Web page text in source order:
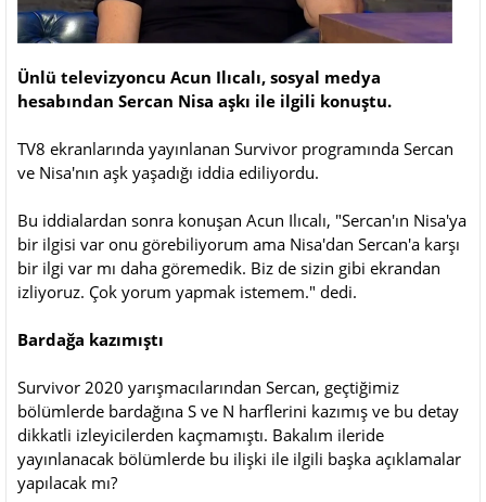
Ünlü televizyoncu Acun Ilıcalı, sosyal medya
hesabından Sercan Nisa aşkı ile ilgili konuştu.
TV8 ekranlarında yayınlanan Survivor programında Sercan
ve Nisa'nın aşk yaşadığı iddia ediliyordu.
Bu iddialardan sonra konuşan Acun Ilıcalı, "Sercan'ın Nisa'ya
bir ilgisi var onu görebiliyorum ama Nisa'dan Sercan'a karşı
bir ilgi var mı daha göremedik. Biz de sizin gibi ekrandan
izliyoruz. Çok yorum yapmak istemem." dedi.
Bardağa kazımıştı
Survivor 2020 yarışmacılarından Sercan, geçtiğimiz
bölümlerde bardağına S ve N harflerini kazımış ve bu detay
dikkatli izleyicilerden kaçmamıştı. Bakalım ileride
yayınlanacak bölümlerde bu ilişki ile ilgili başka açıklamalar
yapılacak mı?